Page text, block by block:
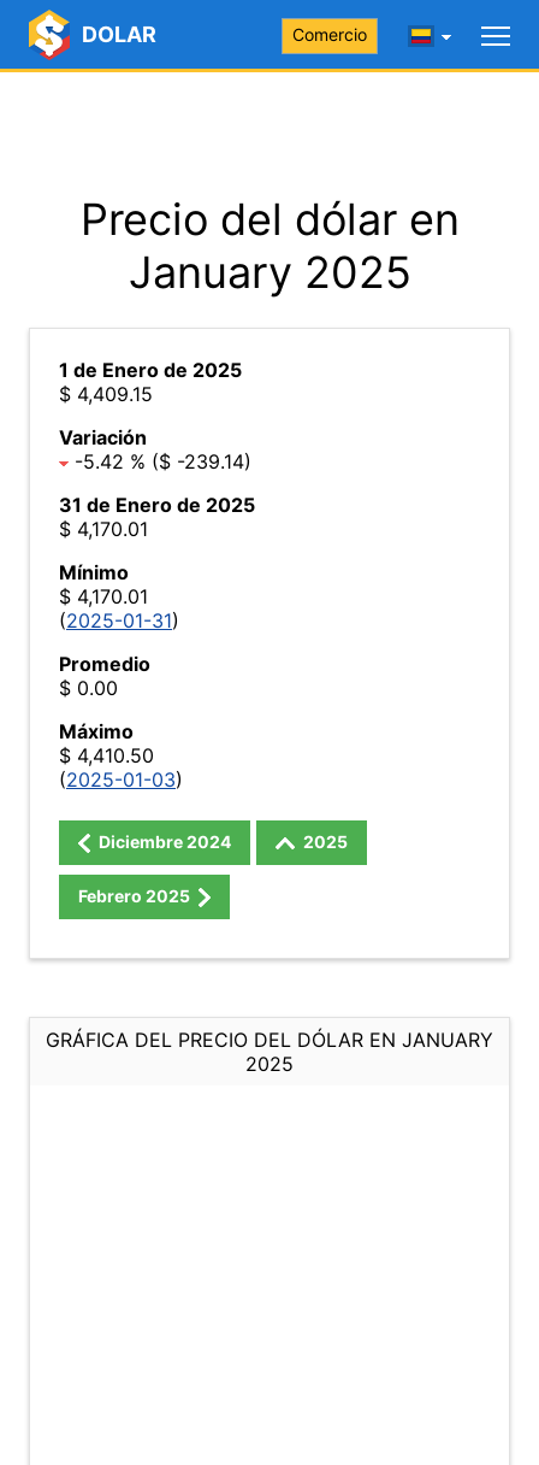
DOLAR Comercio
Precio del dólar en
January 2025
1 de Enero de 2025
$ 4,409.15
Variación
-5.42 % ($ -239.14)
31 de Enero de 2025
$ 4,170.01
Mínimo
$ 4,170.01
(2025-01-31)
Promedio
$ 0.00
Máximo
$ 4,410.50
(2025-01-03)
Diciembre2024 2025
Febrero 2025
GRÁFICA DEL PRECIO DEL DÓLAR EN JANUARY
2025